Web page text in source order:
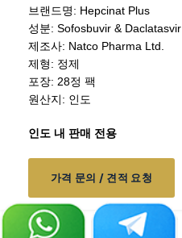
브랜드명: Hepcinat Plus
성분: Sofosbuvir & Daclatasvir
제조사: Natco Pharma Ltd.
제형: 정제
포장: 28정 팩
원산지: 인도
인도 내 판매 전용
가격 문의 / 견적 요청